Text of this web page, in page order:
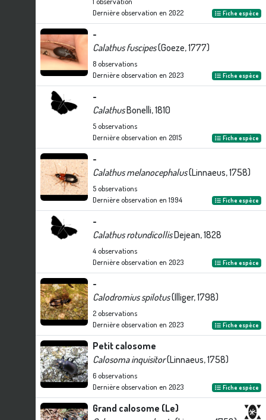
Dernière observation en 2022 Fiche espèce
-
Calathus fuscipes(Goeze, 1777)
8observations
Dernière observation en 2023 Fiche espèce
-
CalathusBonelli, 1810
5observations
Dernière observation en 2015 Fiche espèce
-
Calathus melanocephalus(Linnaeus, 1758)
5observations
Dernière observation en 1994 Fiche espèce
-
Calathus rotundicollisDejean, 1828
4observations
Dernière observation en 2023 Fiche espèce
-
Calodromius spilotus(Illiger, 1798)
2observations
Dernière observation en 2023 Fiche espèce
Petit calosome
Calosoma inquisitor(Linnaeus, 1758)
6observations
Dernière observation en 2023 Fiche espèce
Grand calosome (Le)